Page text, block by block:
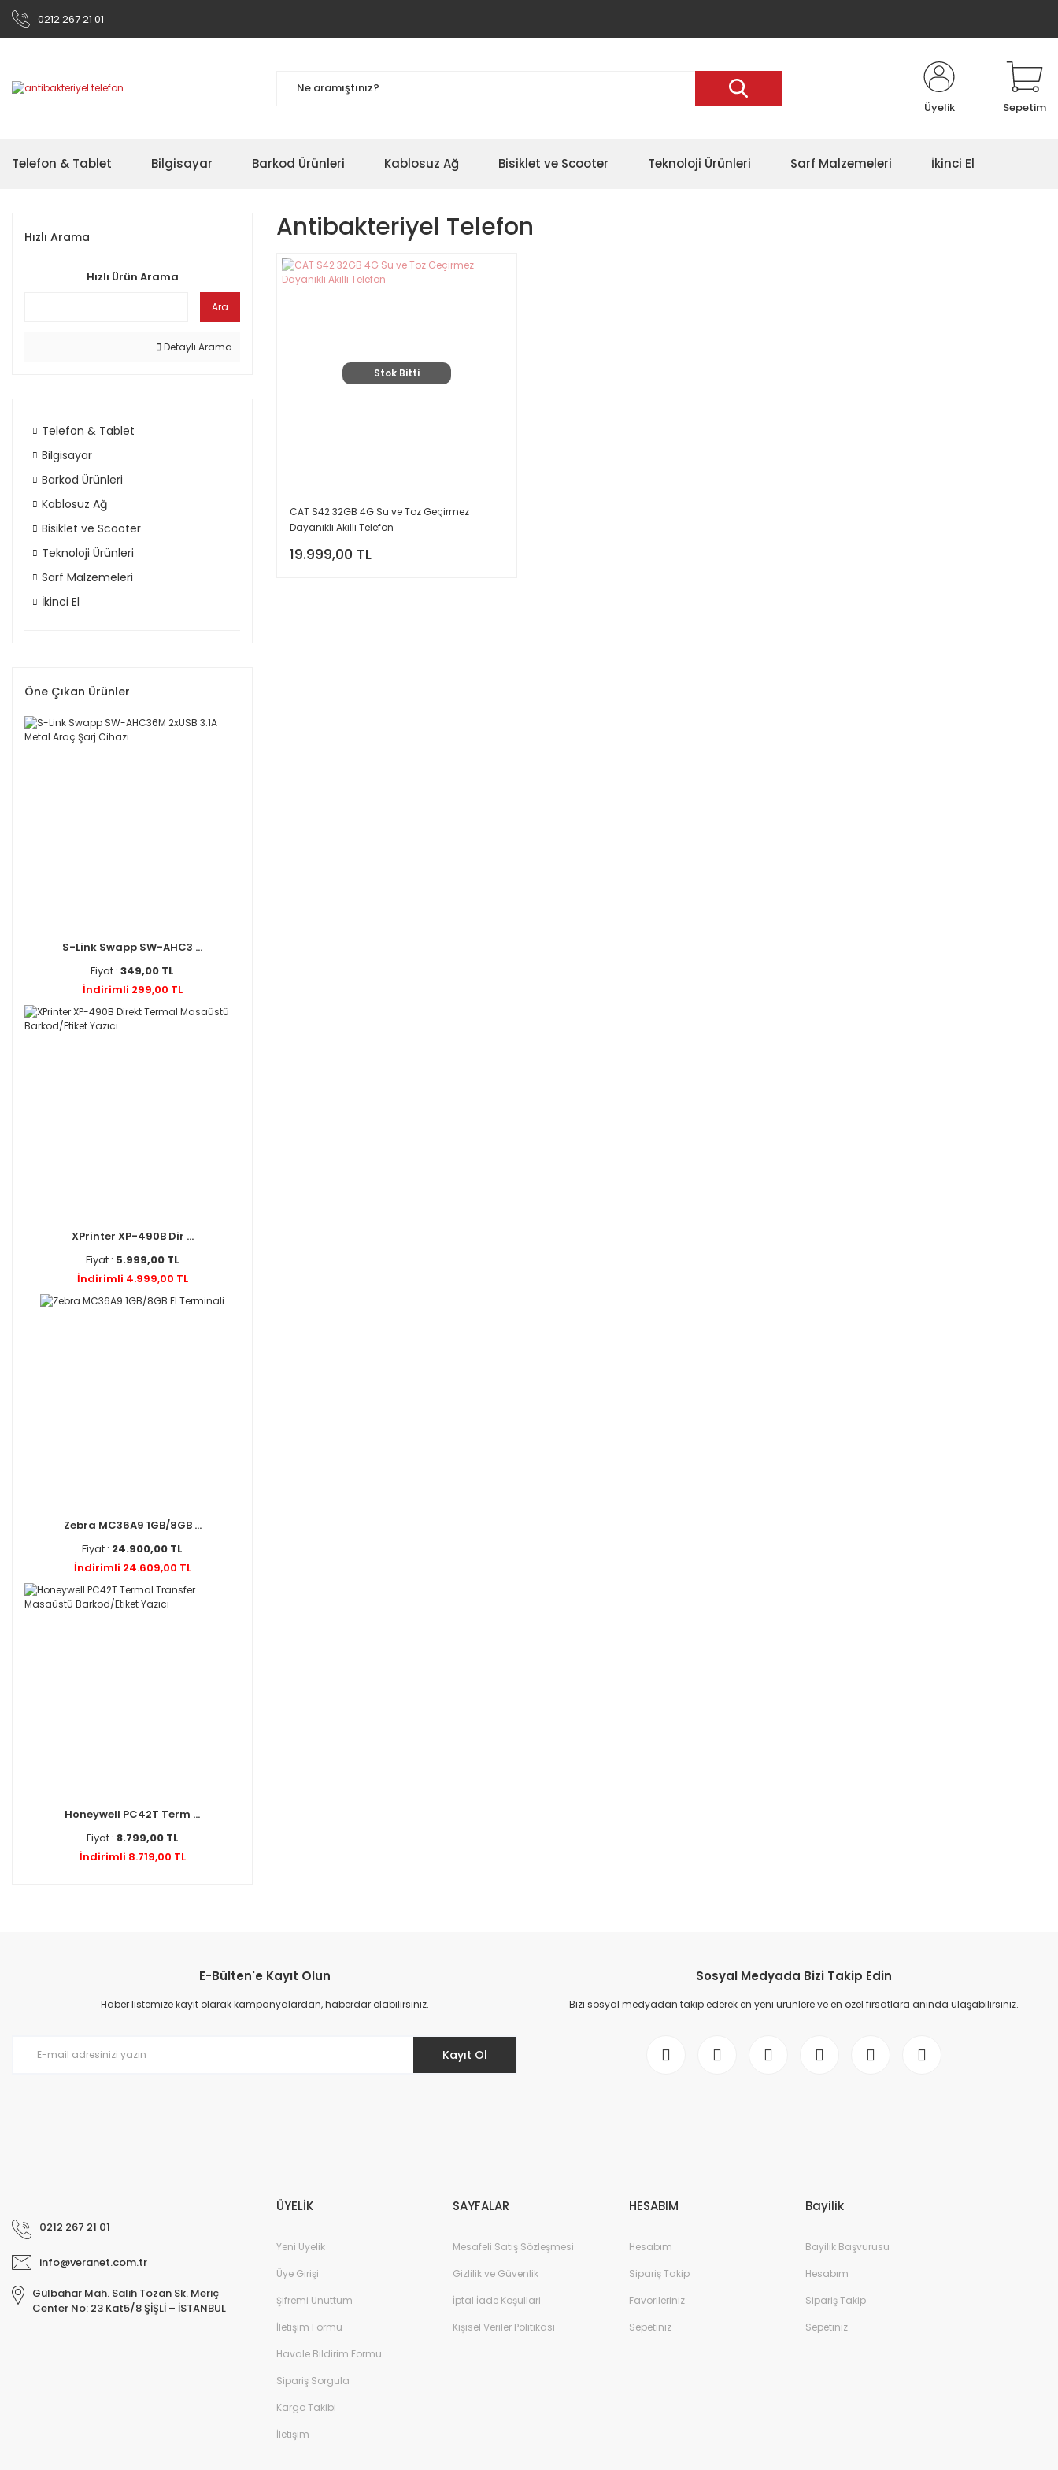
0212 267 21 01
Üyelik Sepetim
Telefon & Tablet Bilgisayar Barkod Ürünleri Kablosuz Ağ Bisiklet ve Scooter Teknoloji Ürünleri Sarf Malzemeleri İkinci El
Hızlı Arama
Hızlı Ürün Arama
Ara
Detaylı Arama
Telefon & Tablet
Bilgisayar
Barkod Ürünleri
Kablosuz Ağ
Bisiklet ve Scooter
Teknoloji Ürünleri
Sarf Malzemeleri
İkinci El
Öne Çıkan Ürünler
S-Link Swapp SW-AHC3 ...
Fiyat : 349,00 TL
İndirimli 299,00 TL
XPrinter XP-490B Dir ...
Fiyat : 5.999,00 TL
İndirimli 4.999,00 TL
Zebra MC36A9 1GB/8GB ...
Fiyat : 24.900,00 TL
İndirimli 24.609,00 TL
Honeywell PC42T Term ...
Fiyat : 8.799,00 TL
İndirimli 8.719,00 TL
Antibakteriyel Telefon
Stok Bitti
CAT S42 32GB 4G Su ve Toz Geçirmez
Dayanıklı Akıllı Telefon
19.999,00 TL
E-Bülten'e Kayıt Olun
Haber listemize kayıt olarak kampanyalardan, haberdar olabilirsiniz.
Kayıt Ol
Sosyal Medyada Bizi Takip Edin
Bizi sosyal medyadan takip ederek en yeni ürünlere ve en özel fırsatlara anında ulaşabilirsiniz.
0212 267 21 01
info@veranet.com.tr
Gülbahar Mah. Salih Tozan Sk. Meriç
Center No: 23 Kat5/8 ŞİŞLİ – İSTANBUL
ÜYELİK
Yeni Üyelik
Üye Girişi
Şifremi Unuttum
İletişim Formu
Havale Bildirim Formu
Sipariş Sorgula
Kargo Takibi
İletişim
SAYFALAR
Mesafeli Satış Sözleşmesi
Gizlilik ve Güvenlik
İptal İade Koşullari
Kişisel Veriler Politikası
HESABIM
Hesabım
Sipariş Takip
Favorileriniz
Sepetiniz
Bayilik
Bayilik Başvurusu
Hesabım
Sipariş Takip
Sepetiniz